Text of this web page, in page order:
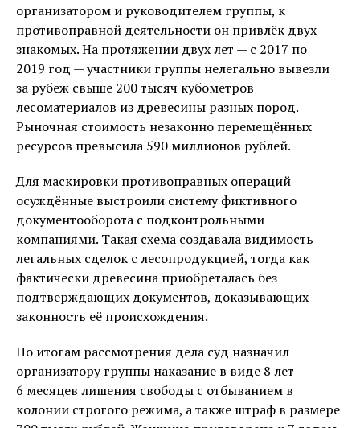
организатором и руководителем группы, к
противоправной деятельности он привлёк двух
знакомых. На протяжении двух лет — с 2017 по
2019 год — участники группы нелегально вывезли
за рубеж свыше 200 тысяч кубометров
лесоматериалов из древесины разных пород.
Рыночная стоимость незаконно перемещённых
ресурсов превысила 590 миллионов рублей.
Для маскировки противоправных операций
осуждённые выстроили систему фиктивного
документооборота с подконтрольными
компаниями. Такая схема создавала видимость
легальных сделок с лесопродукцией, тогда как
фактически древесина приобреталась без
подтверждающих документов, доказывающих
законность её происхождения.
По итогам рассмотрения дела суд назначил
организатору группы наказание в виде 8 лет
6 месяцев лишения свободы с отбыванием в
колонии строгого режима, а также штраф в размере